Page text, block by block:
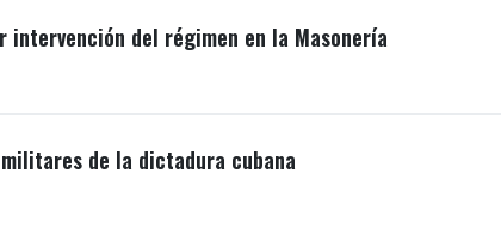
del régimen en la Masonería
de la dictadura cubana